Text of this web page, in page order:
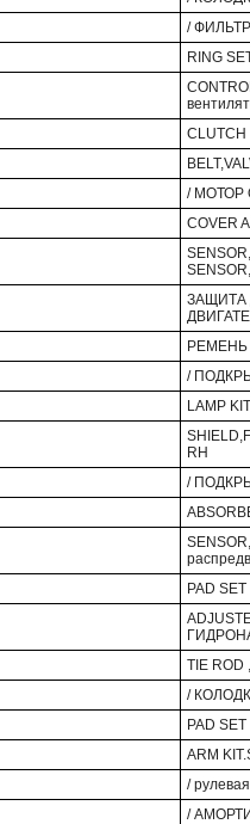
/
RING
CLUTCH
/ МОТОР
COVER
ЗАЩИТА
РЕМЕНЬ
/
LAMP
RH
/
PAD
TIE
/
PAD
ARM
/
/